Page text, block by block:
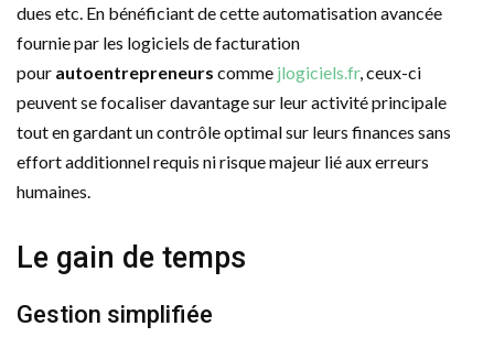
dues etc. En bénéficiant de cette automatisation avancée
fournie par les logiciels de facturation
pour autoentrepreneurs comme jlogiciels.fr, ceux-ci
peuvent se focaliser davantage sur leur activité principale
tout en gardant un contrôle optimal sur leurs finances sans
effort additionnel requis ni risque majeur lié aux erreurs
humaines.
Le gain de temps
Gestion simplifiée